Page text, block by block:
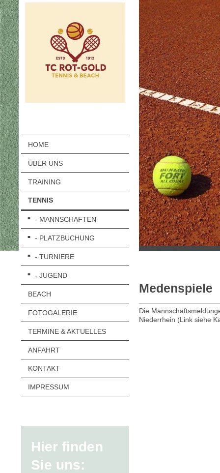
HOME
ÜBER UNS
TRAINING
TENNIS
- MANNSCHAFTEN
- PLATZBUCHUNG
- TURNIERE
- JUGEND
BEACH
FOTOGALERIE
TERMINE & AKTUELLES
ANFAHRT
KONTAKT
IMPRESSUM
Hier finden
Sie uns:
Medenspiele
Die
Niederrhein (Link siehe